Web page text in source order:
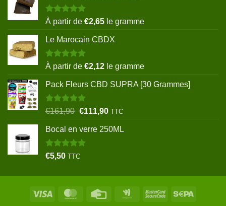
Note5.00
sur 5
À partir de €2,65 le gramme
Le Marocain CBDX
Note5.00
sur 5
À partir de €2,12 le gramme
Pack Fleurs CBD SUPRA [30 Grammes]
Note5.00
€161,90 Le
initial
était :
€161,90.
€111,90Le
actuel
TTC
Bocal en verre 250ML
Note5.00
€5,50 TTC
Visa MasterCardCredit
Google
MasterCard